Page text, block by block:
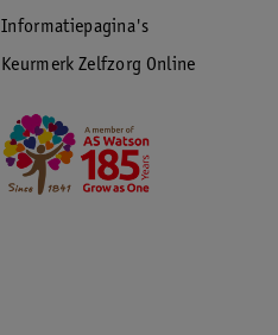
Informatiepagina's
Keurmerk Zelfzorg Online